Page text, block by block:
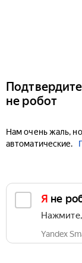
не робот
Нам очень жаль,
автоматические.
Я не
Yandex